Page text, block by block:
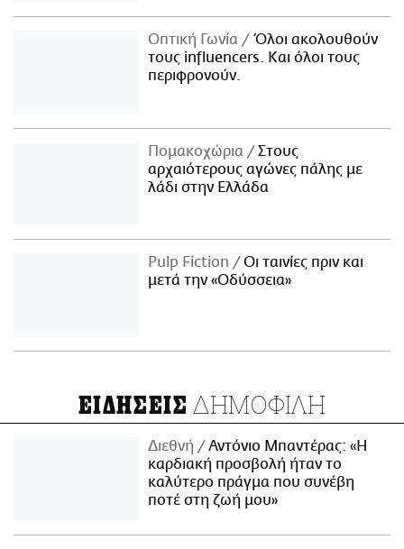
Οπτική Γωνία
Όλοι ακολουθούν
τους influencers. Και όλοι τους
περιφρονούν.
Πομακοχώρια
Στους
αρχαιότερους αγώνες πάλης με
λάδι στην Ελλάδα
Pulp Fiction
Οι ταινίες πριν και
μετά την «Οδύσσεια»
ΕΙΔΗΣΕΙΣ ΔΗΜΟΦΙΛΗ
Διεθνή
Αντόνιο Μπαντέρας: «Η
καρδιακή προσβολή ήταν το
καλύτερο πράγμα που συνέβη
ποτέ στη ζωή μου»